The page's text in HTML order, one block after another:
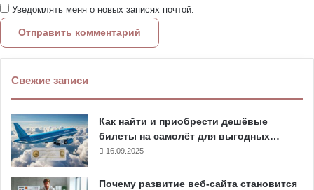
Уведомлять меня о новых записях почтой.
Свежие записи
Как найти и приобрести дешёвые
билеты на самолёт для выгодных…
16.09.2025
Почему развитие веб-сайта становится